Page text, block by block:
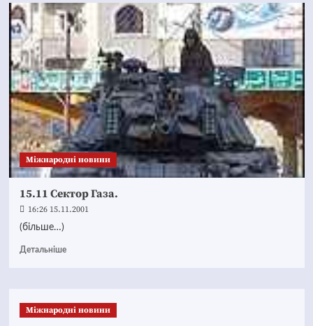
Міжнародні новини
15.11 Сектор Газа.
16:26 15.11.2001
(більше…)
Детальніше
Міжнародні новини